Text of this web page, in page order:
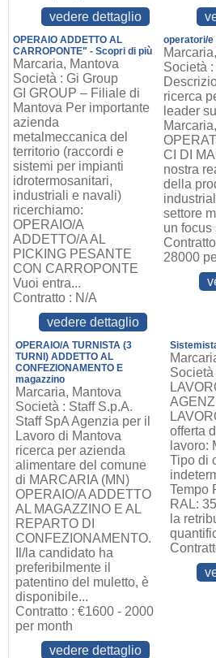
vedere dettaglio
OPERAIO ADDETTO AL
CARROPONTE" - Scopri di più
Marcaria, Mantova
Società : Gi Group
GI GROUP – Filiale di
Mantova Per importante
azienda
metalmeccanica del
territorio (raccordi e
sistemi per impianti
idrotermosanitari,
industriali e navali)
ricerchiamo:
OPERAIO/A
ADDETTO/A AL
PICKING PESANTE
CON CARROPONTE
Vuoi entra...
Contratto : N/A
vedere dettaglio
operatori/e
Società
ricerca
leader
Marcaria,
CI DI
nostra
della
settore
un focus
28000
OPERAIO/A TURNISTA (3
TURNI) ADDETTO AL
CONFEZIONAMENTO E
magazzino
Marcaria, Mantova
Società : Staff S.p.A.
Staff SpA Agenzia per il
Lavoro di Mantova
ricerca per azienda
alimentare del comune
di MARCARIA (MN)
OPERAIO/A ADDETTO
AL MAGAZZINO E AL
REPARTO DI
CONFEZIONAMENTO.
Il/la candidato ha
preferibilmente il
patentino del muletto, è
disponibile...
Contratto : €1600 - 2000
per month
vedere dettaglio
offerta
lavoro:
Tipo di
Tempo
RAL:
la